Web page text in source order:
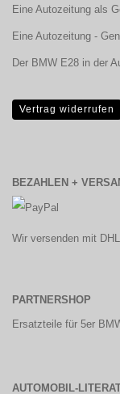
Eine Autozeitung als
Eine Autozeitung -
Der BMW E28 in der
Vertrag widerrufen
BEZAHLEN +
Wir versenden mit
PARTNERSHOP
Ersatzteile für 5er
AUTOMOBIL-